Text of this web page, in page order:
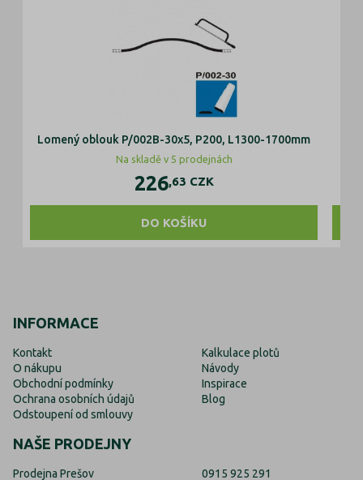
Lomený oblouk P/002B-30x5, P200, L1300-1700mm
Na skladě v 5 prodejnách
226,63 CZK
DO KOŠÍKU
INFORMACE
Kontakt
O nákupu
Obchodní podmínky
Ochrana osobních údajů
Odstoupení od smlouvy
Kalkulace plotů
Návody
Inspirace
Blog
NAŠE PRODEJNY
Prodejna Prešov 0915 925 291